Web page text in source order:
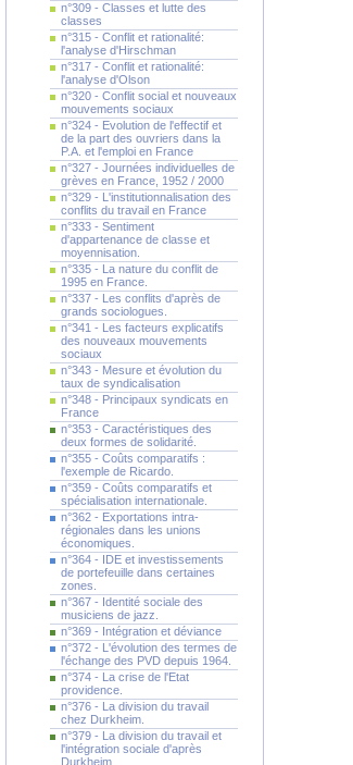
n°309 - Classes et lutte des
classes
n°315 - Conflit et rationalité:
l'analyse d'Hirschman
n°317 - Conflit et rationalité:
l'analyse d'Olson
n°320 - Conflit social et nouveaux
mouvements sociaux
n°324 - Evolution de l'effectif et
de la part des ouvriers dans la
P.A. et l'emploi en France
n°327 - Journées individuelles de
grèves en France, 1952 / 2000
n°329 - L'institutionnalisation des
conflits du travail en France
n°333 - Sentiment
d'appartenance de classe et
moyennisation.
n°335 - La nature du conflit de
1995 en France.
n°337 - Les conflits d'après de
grands sociologues.
n°341 - Les facteurs explicatifs
des nouveaux mouvements
sociaux
n°343 - Mesure et évolution du
taux de syndicalisation
n°348 - Principaux syndicats en
France
n°353 - Caractéristiques des
deux formes de solidarité.
n°355 - Coûts comparatifs :
l'exemple de Ricardo.
n°359 - Coûts comparatifs et
spécialisation internationale.
n°362 - Exportations intra-
régionales dans les unions
économiques.
n°364 - IDE et investissements
de portefeuille dans certaines
zones.
n°367 - Identité sociale des
musiciens de jazz.
n°369 - Intégration et déviance
n°372 - L'évolution des termes de
l'échange des PVD depuis 1964.
n°374 - La crise de l'Etat
providence.
n°376 - La division du travail
chez Durkheim.
n°379 - La division du travail et
l'intégration sociale d'après
Durkheim.